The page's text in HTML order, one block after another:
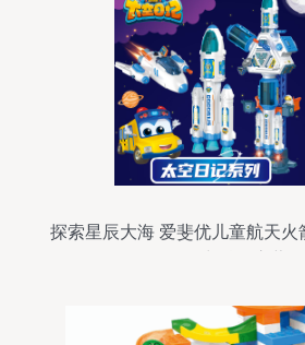
探索星辰大海 爱斐优儿童航天火